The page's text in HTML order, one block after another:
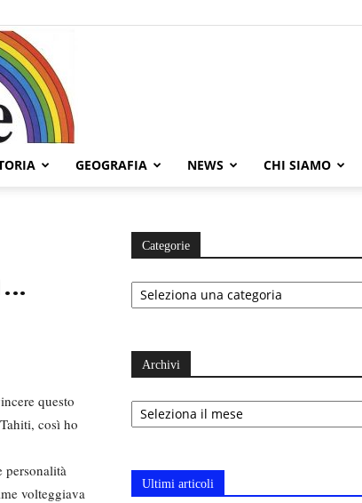
GEOGRAFIA NEWS CHI SIAMO
questo
così ho
personalità
volteggiava
Categorie
Categorie
Archivi
Archivi
Ultimi articoli